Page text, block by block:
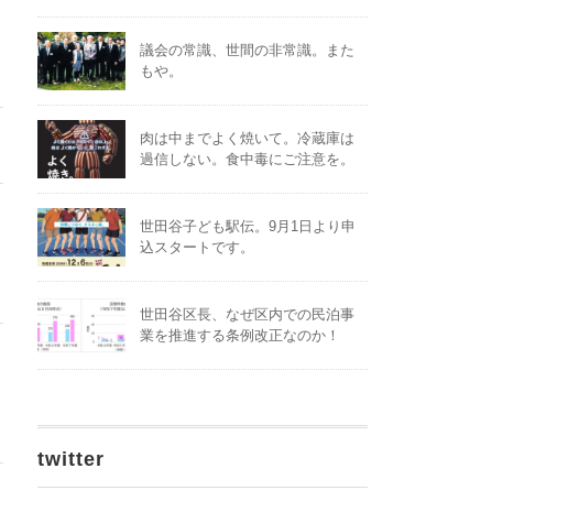
議会の常識、世間の非常識。また
もや。
肉は中までよく焼いて。冷蔵庫は
過信しない。食中毒にご注意を。
世田谷子ども駅伝。9月1日より申
込スタートです。
世田谷区長、なぜ区内での民泊事
業を推進する条例改正なのか！
twitter